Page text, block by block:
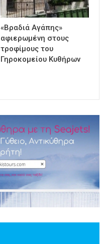
«Βραδιά Αγάπης»
αφιερωμένη στους
τροφίμους του
Γηροκομείου Κυθήρων